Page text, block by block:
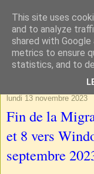
lundi 13 novembre 2023
Fin de la
et 8 vers
septembre
This site uses
and to analyze
shared with
metrics to ensure
statistics, and to